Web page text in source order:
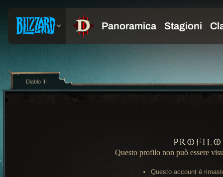
Profilo
Questo profilo non può essere
Questo account è
Diablo III